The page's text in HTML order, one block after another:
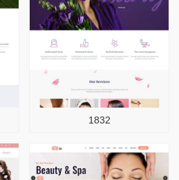
1832